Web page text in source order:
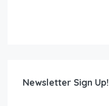
Newsletter Sign Up!